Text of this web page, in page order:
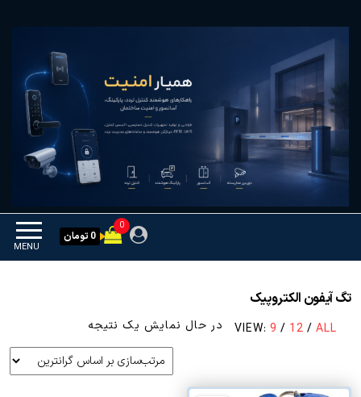
همیار امنیت
MENU
0
0 تومان
تگ آیفون الکتروپیک
VIEW: 9 / 12 / ALL در حال نمایش یک نتیجه